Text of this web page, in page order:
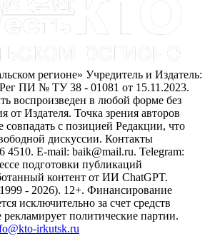
регионе» Учредитель и Издатель:
ПИ № ТУ 38 - 01081 от 15.11.2023.
воспроизведен в любой форме без
от Издателя. Точка зрения авторов
с позицией Редакции, что
дискуссии. Контакты
4510. E-mail: baik@mail.ru. Telegram:
подготовки публикаций
контент от ИИ ChatGPT.
- 2026). 12+. Финансирование
исключительно за счет средств
политические партии.
irkutsk.ru